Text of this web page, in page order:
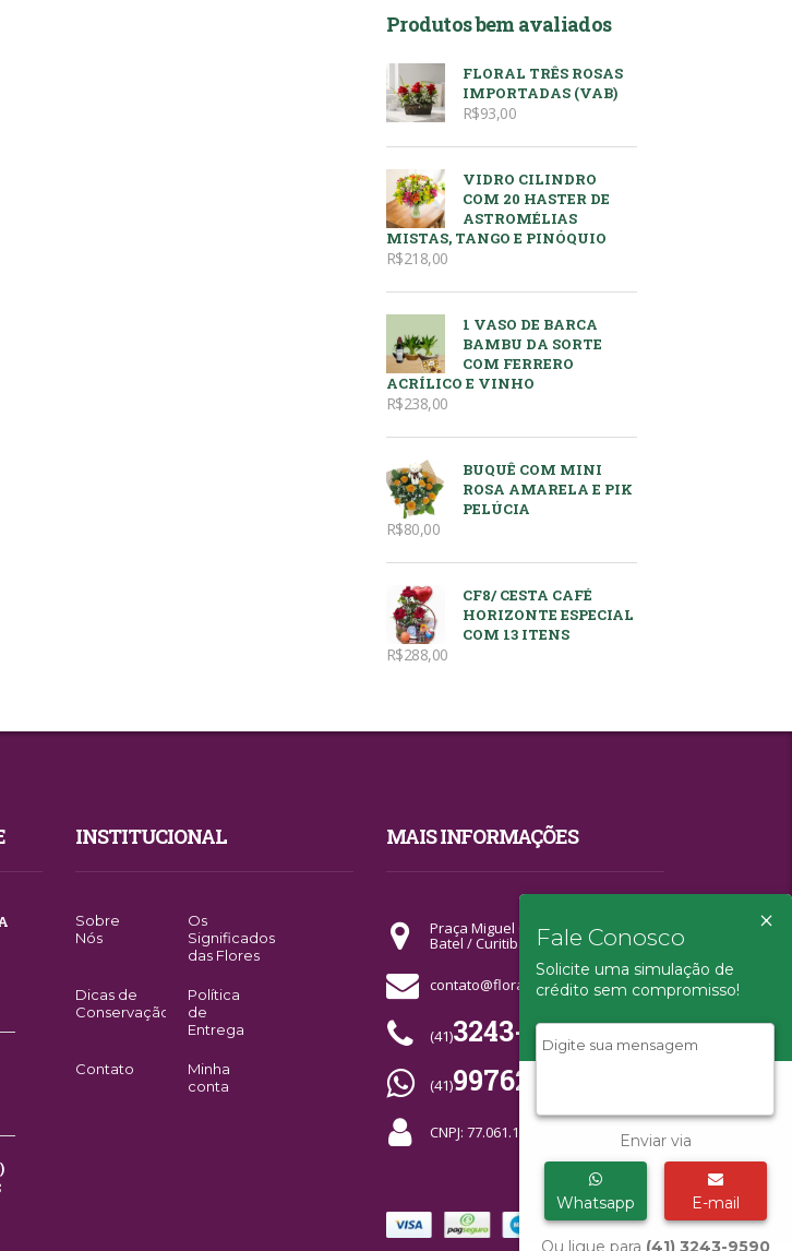
×
Fale Conosco
Solicite uma simulação de
crédito sem compromisso!
Enviar via
Whatsapp E-mail
Ou ligue para (41) 3243-9590
Produtos bem avaliados
FLORAL TRÊS ROSAS
IMPORTADAS (VAB)
R$93,00
VIDRO CILINDRO
COM 20 HASTER DE
ASTROMÉLIAS
MISTAS, TANGO E PINÓQUIO
R$218,00
1 VASO DE BARCA
BAMBU DA SORTE
COM FERRERO
ACRÍLICO E VINHO
R$238,00
BUQUÊ COM MINI
ROSA AMARELA E PIK
PELÚCIA
R$80,00
CF8/ CESTA CAFÉ
HORIZONTE ESPECIAL
COM 13 ITENS
R$288,00
INSTITUCIONAL
Sobre
Nós
Os
Significados
das Flores
Dicas de
Conservação
Política
de
Entrega
Contato
Minha
conta
MAIS INFORMAÇÕES
Praça Miguel Couto - Quiosque 02
Batel / Curitiba-PR
contato@florahorizonte.com.br
(41)3243-9590
(41)99762-7664
CNPJ: 77.061.109/0001-63